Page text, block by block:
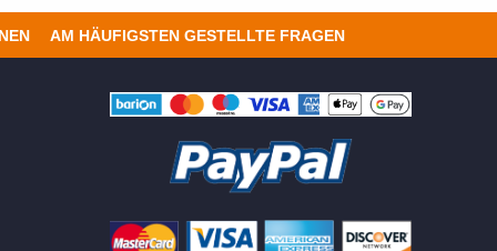
AM HÄUFIGSTEN GESTELLTE FRAGEN